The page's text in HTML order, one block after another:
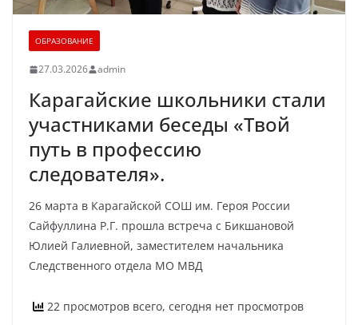
ОБРАЗОВАНИЕ
27.03.2026 admin
Карагайские школьники стали
участниками беседы «Твой
путь в профессию
следователя».
26 марта в Карагайской СОШ им. Героя России
Сайфуллина Р.Г. прошла встреча с Бикшановой
Юлией Галиевной, заместителем начальника
Следственного отдела МО МВД
22 просмотров всего, сегодня нет просмотров